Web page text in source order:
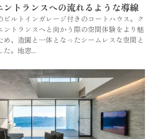
ントランスへの流れるような導線
ビルトインガレージ付きのコートハウス。ク
ントランスへと向かう際の空間体験をより魅
め、造園と一体となったシームレスな空間と
た。地窓...